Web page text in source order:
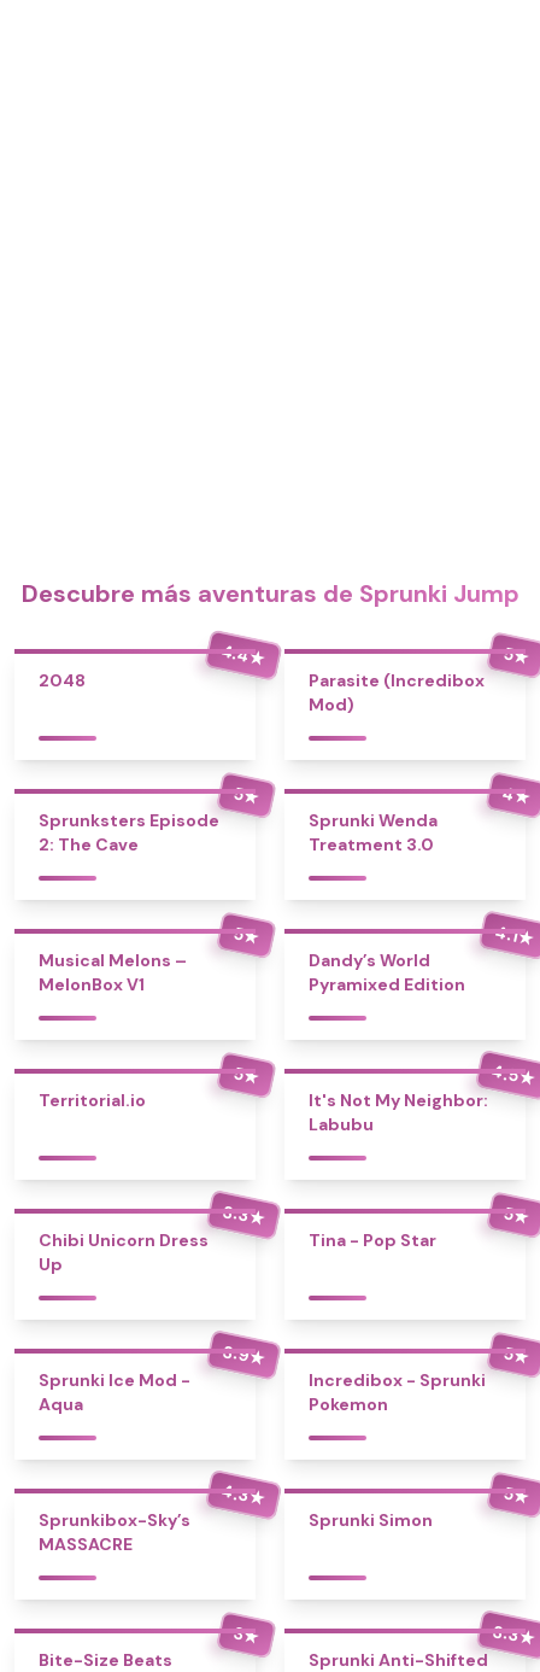
Descubre más aventuras de Sprunki Jump
4.4★
2048
5★
Parasite (Incredibox
Mod)
5★
Sprunksters Episode
2: The Cave
4★
Sprunki Wenda
Treatment 3.0
5★
Musical Melons –
MelonBox V1
4.1★
Dandy’s World
Pyramixed Edition
5★
Territorial.io
4.5★
It's Not My Neighbor:
Labubu
3.3★
Chibi Unicorn Dress
Up
5★
Tina - Pop Star
3.9★
Sprunki Ice Mod -
Aqua
5★
Incredibox - Sprunki
Pokemon
4.3★
Sprunkibox-Sky’s
MASSACRE
5★
Sprunki Simon
3★
Bite-Size Beats
3.3★
Sprunki Anti-Shifted